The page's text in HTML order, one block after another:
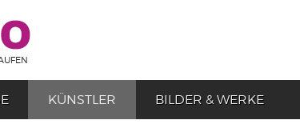
KÜNSTLER BILDER & WERKE